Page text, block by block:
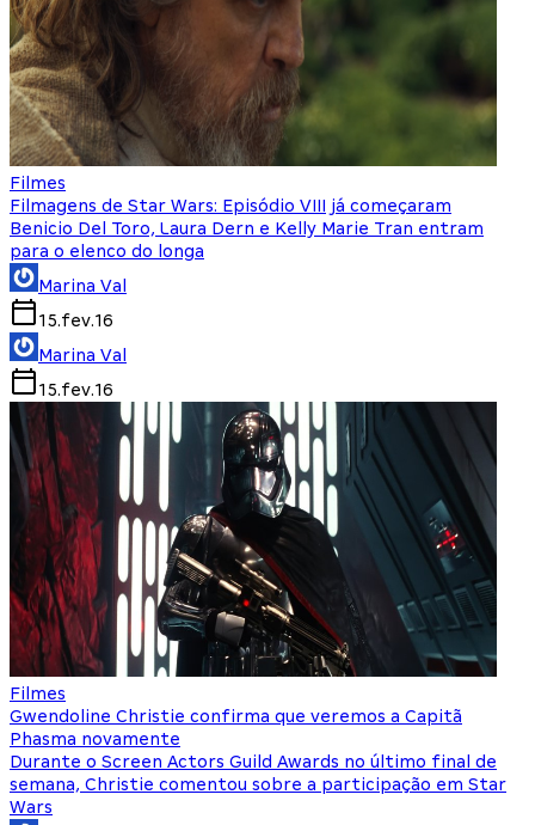
Filmes
Filmagens de Star Wars: Episódio VIII já começaram
Benicio Del Toro, Laura Dern e Kelly Marie Tran entram
para o elenco do longa
Marina Val
15.fev.16
Marina Val
15.fev.16
Filmes
Gwendoline Christie confirma que veremos a Capitã
Phasma novamente
Durante o Screen Actors Guild Awards no último final de
semana, Christie comentou sobre a participação em Star
Wars